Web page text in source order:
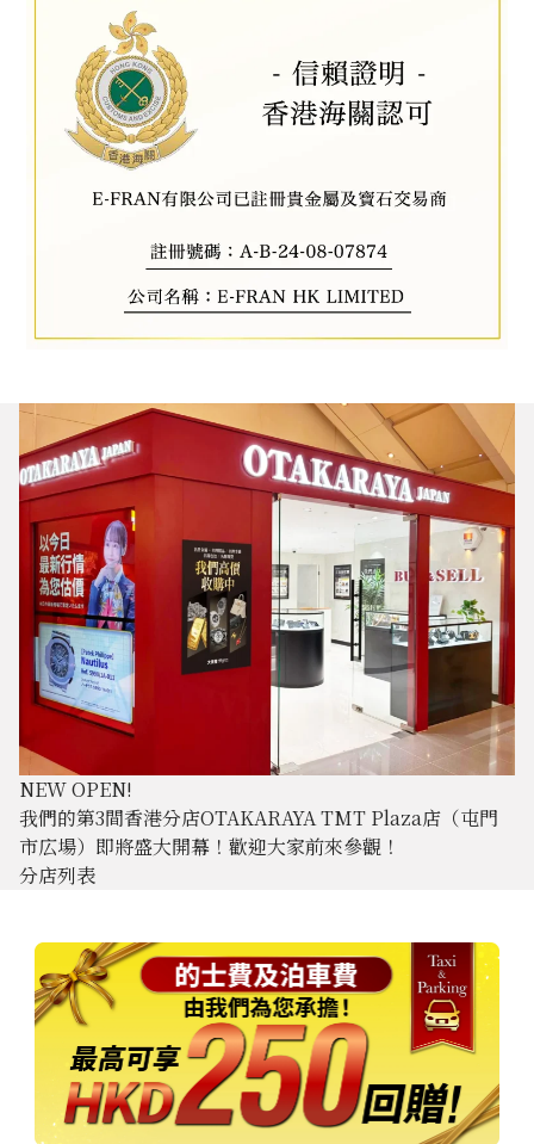
NEW OPEN!
我們的第3間香港分店OTAKARAYA TMT Plaza店（屯門
市広場）即將盛大開幕！歡迎大家前來參觀！
分店列表